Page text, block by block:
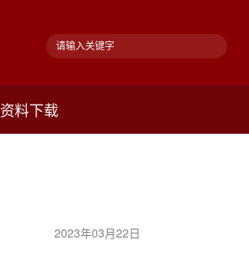
资料下载
2023年03月22日